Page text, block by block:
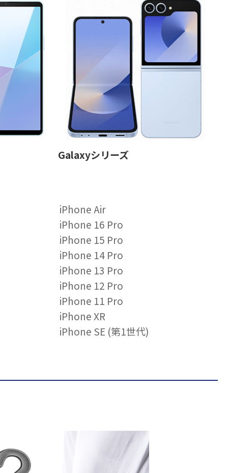
Galaxyシリーズ
iPhone Air
iPhone 16 Pro
iPhone 15 Pro
iPhone 14 Pro
iPhone 13 Pro
iPhone 12 Pro
iPhone 11 Pro
iPhone XR
iPhone SE (第1世代)